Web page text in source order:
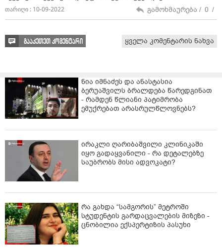
%e1%83%a1%e1%83%9e%e1%83%9d%e1%83%a0%e1%8
3%a2%e1%83%a3%e1%83%9a%e1%83%9b%e1%83%90-
fbclid=IwAR1RyOIivakr1XjxeLRZBm955nR0sHMle0EKjQgtya
Adg31NCcaBAQVPuNk
თარიღი : 10-09-2022 გამოხმაურება / 0 /
გააკეთეთ კომენტარი ყველა კომენტარის ნახვა
ნია იმნაძეს და ანასტასია
ბერუაშვილს ბრალდება წარედგინათ
- რამდენ წლიანი პატიმრობა
ემუქრებათ არასრულწლოვნებს?
ირაკლი ღარიბაშვილი კლინიკაში
იყო გადაყვანილი - რა დეტალებზე
საუბრობს მისი ადვოკატი?
რა გახდა “სამგორის” მეტროში
სტუდენტის გარდაცვალების მიზეზი -
ცნობილია ექსპერტიზის პასუხი